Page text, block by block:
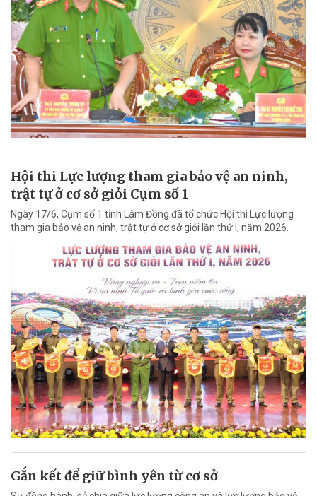
Hội thi Lực lượng tham gia bảo vệ an ninh,
trật tự ở cơ sở giỏi Cụm số 1
Ngày 17/6, Cụm số 1 tỉnh Lâm Đồng đã tổ chức Hội thi Lực lượng
tham gia bảo vệ an ninh, trật tự ở cơ sở giỏi lần thứ I, năm 2026.
Gắn kết để giữ bình yên từ cơ sở